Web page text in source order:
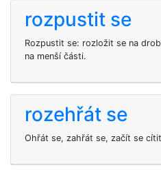
rozpustit se
Rozpustit se: rozložit se na
na menší části.
rozehřát se
Ohřát se, zahřát se, začít se